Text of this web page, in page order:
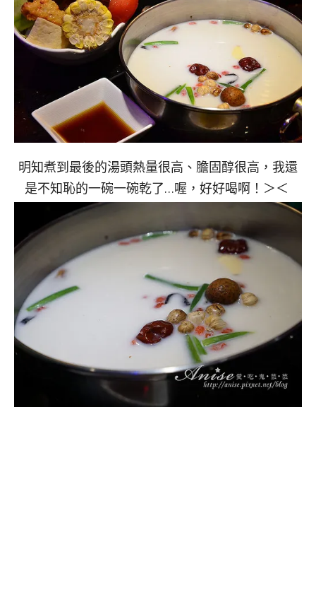
明知煮到最後的湯頭熱量很高、膽固醇很高，我還
是不知恥的一碗一碗乾了…喔，好好喝啊！＞＜